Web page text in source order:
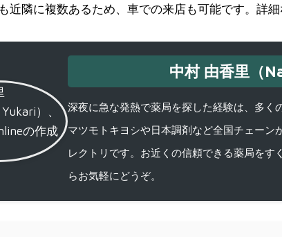
も近隣に複数あるため、車での来店も可能です。詳
中村 由香里（
深夜に急な発熱で薬局を探した経験は、多く
マツモトキヨシや日本調剤など全国チェーン
レクトリです。お近くの信頼できる薬局を
らお気軽にどうぞ。